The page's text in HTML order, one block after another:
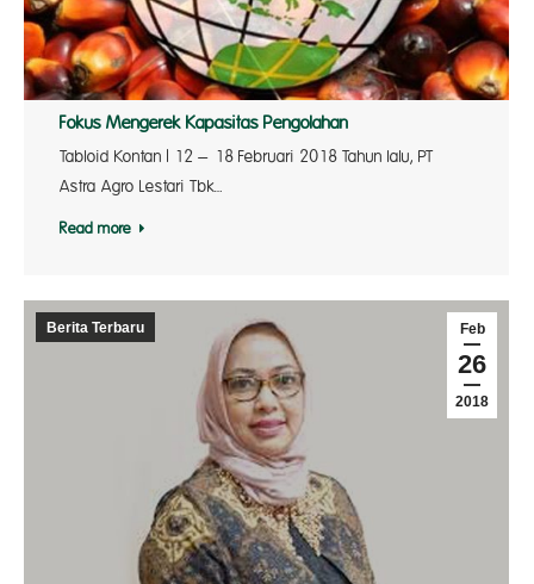
Fokus Mengerek Kapasitas Pengolahan
Tabloid Kontan | 12 – 18 Februari 2018 Tahun lalu, PT
Astra Agro Lestari Tbk…
Read more
Feb
26
2018
Berita Terbaru